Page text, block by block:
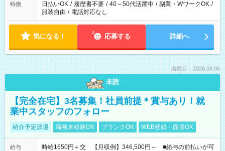
特徴 日払いOK / 履歴書不要 / 40～50代活躍中 / 副業・WワークOK /
服装自由 / 電話対応なし
気になる！ 応募する 詳細へ
掲載日：2026.08.06
未読
【完全在宅】3名募集！社員前提＊賞与あり！就
業中スタッフのフォロー
紹介予定派遣 職種未経験OK ブランクOK WEB登録・面接OK
給与
時給1650円＋交 【月収例】346,500円～ ■給与の前払いが可